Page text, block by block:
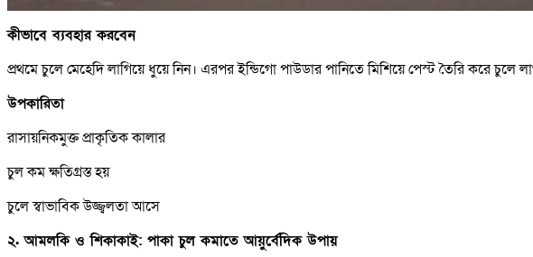
কীভাবে ব্যবহার করবেন
প্রথমে চুলে মেহেদি লাগিয়ে ধুয়ে নিন। এরপর ইন্ডিগো পাউডার পানিতে মিশিয়ে পেস্ট তৈরি করে চুলে
উপকারিতা
রাসায়নিকমুক্ত প্রাকৃতিক কালার
চুল কম ক্ষতিগ্রস্ত হয়
চুলে স্বাভাবিক উজ্জ্বলতা আসে
২. আমলকি ও শিকাকাই: পাকা চুল কমাতে আয়ুর্বেদিক উপায়